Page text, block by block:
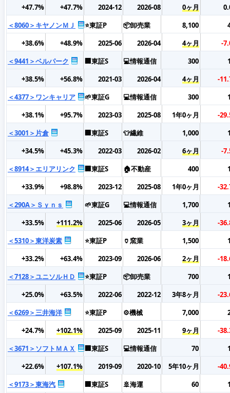
+47.7% +47.7% 2024-12 2026-08 0ヶ月
＜8060＞キヤノンＭＪ
⭐東証P 📦卸売業 8,100
+38.6%
+48.9% 2025-06 2026-04 4ヶ月
-
＜9441＞ベルパーク
🏢東証S 💻情報通信 300
+38.5%
+56.8% 2021-03 2026-04 4ヶ月
-
＜4377＞ワンキャリア
🌱東証G 💻情報通信 300
+38.1%
+95.7% 2023-03 2025-08 1年0ヶ月
-
＜3001＞片倉
🏢東証S 👕繊維 1,000
+34.5%
+45.3% 2022-03 2026-02 6ヶ月
-
＜8914＞エリアリンク
🏢東証S 🏠不動産 400
+33.9%
+98.8% 2023-12 2025-08 1年0ヶ月
-
＜290A＞Ｓｙｎｓ
🌱東証G 💻情報通信 1,700
+33.5%
+111.2% 2025-06 2026-05 3ヶ月
-
＜5310＞東洋炭素
⭐東証P 🏺窯業 1,500
+33.2%
+63.4% 2023-09 2026-06 2ヶ月
-
＜7128＞ユニソルＨＤ
⭐東証P 📦卸売業 700
+25.0%
+63.5% 2022-06 2022-12 3年8ヶ月
-
＜6269＞三井海洋
⭐東証P ⚙️機械 7,000
+24.7%
+102.1% 2025-09 2025-11 9ヶ月
-
＜3671＞ソフトＭＡＸ
🏢東証S 💻情報通信 70
+22.6%
+107.1% 2019-09 2020-10 5年10ヶ月
-
＜9173＞東海汽
🏢東証S 🚢海運 60